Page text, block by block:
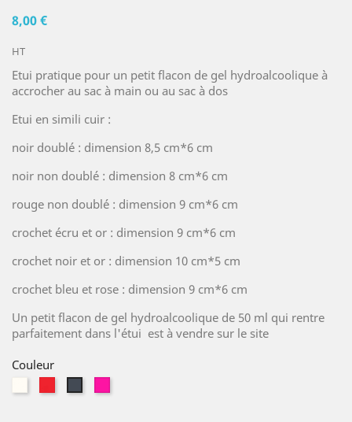
8,00 €
HT
Etui pratique pour un petit flacon de gel hydroalcoolique à
accrocher au sac à main ou au sac à dos
Etui en simili cuir :
noir doublé : dimension 8,5 cm*6 cm
noir non doublé : dimension 8 cm*6 cm
rouge non doublé : dimension 9 cm*6 cm
crochet écru et or : dimension 9 cm*6 cm
crochet noir et or : dimension 10 cm*5 cm
crochet bleu et rose : dimension 9 cm*6 cm
Un petit flacon de gel hydroalcoolique de 50 ml qui rentre
parfaitement dans l'étui est à vendre sur le site
Couleur